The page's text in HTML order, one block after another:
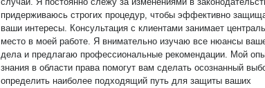
придерживаюсь строгих процедур, чтобы эффективно
ваши интересы. Консультация с клиентами занимает
место в моей работе. Я внимательно изучаю все нюансы
дела и предлагаю профессиональные рекомендации. Мой
знания в области права помогут вам сделать осознанный
определить наиболее подходящий путь для защиты ваших